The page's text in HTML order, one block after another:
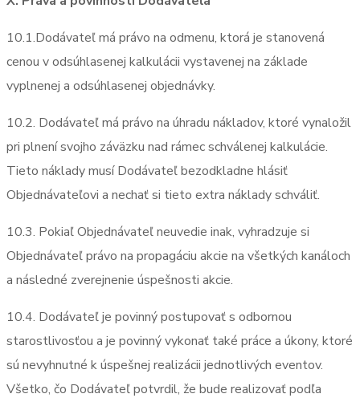
10.1.Dodávateľ má právo na odmenu, ktorá je stanovená
cenou v odsúhlasenej kalkulácii vystavenej na základe
vyplnenej a odsúhlasenej objednávky.
10.2. Dodávateľ má právo na úhradu nákladov, ktoré vynaložil
pri plnení svojho záväzku nad rámec schválenej kalkulácie.
Tieto náklady musí Dodávateľ bezodkladne hlásiť
Objednávateľovi a nechať si tieto extra náklady schváliť.
10.3. Pokiaľ Objednávateľ neuvedie inak, vyhradzuje si
Objednávateľ právo na propagáciu akcie na všetkých kanáloch
a následné zverejnenie úspešnosti akcie.
10.4. Dodávateľ je povinný postupovať s odbornou
starostlivosťou a je povinný vykonať také práce a úkony, ktoré
sú nevyhnutné k úspešnej realizácii jednotlivých eventov.
Všetko, čo Dodávateľ potvrdil, že bude realizovať podľa